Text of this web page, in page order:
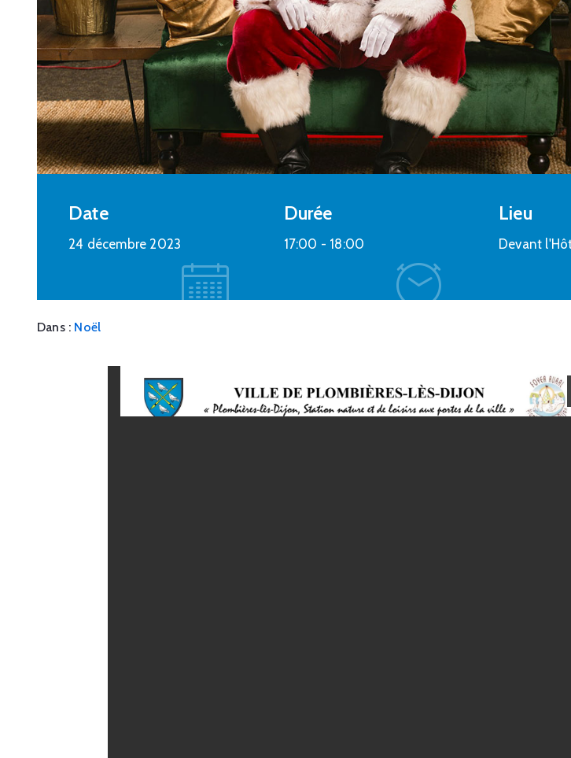
Date
24 décembre 2023
Durée
17:00 - 18:00
Lieu
Devant
Dans : Noël
Culture,Loisirs
Carnaval 2023
25 février 2023 @15:30 -19:00
Centre Social et Culturel - 3 rue du
château d'eau à Plombières
En savoir plus
Culture,Loisirs
Carnaval 2023
25 février 2023 @
Centre Social et
château d'eau à
En savoir plus